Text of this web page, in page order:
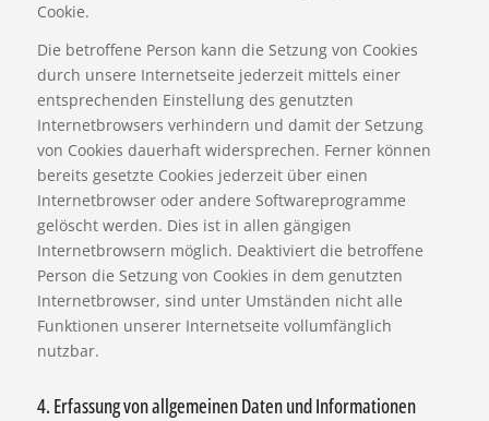
Cookie.
Die betroffene Person kann die Setzung von Cookies
durch unsere Internetseite jederzeit mittels einer
entsprechenden Einstellung des genutzten
Internetbrowsers verhindern und damit der Setzung
von Cookies dauerhaft widersprechen. Ferner können
bereits gesetzte Cookies jederzeit über einen
Internetbrowser oder andere Softwareprogramme
gelöscht werden. Dies ist in allen gängigen
Internetbrowsern möglich. Deaktiviert die betroffene
Person die Setzung von Cookies in dem genutzten
Internetbrowser, sind unter Umständen nicht alle
Funktionen unserer Internetseite vollumfänglich
nutzbar.
4. Erfassung von allgemeinen Daten und Informationen